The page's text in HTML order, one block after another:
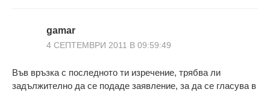
gamar
4 СЕПТЕМВРИ 2011 В 09:59:49
Във връзка с последното ти изречение, трябва ли
задължително да се подаде заявление, за да се гласува в